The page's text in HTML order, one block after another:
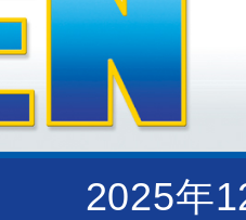
2025年